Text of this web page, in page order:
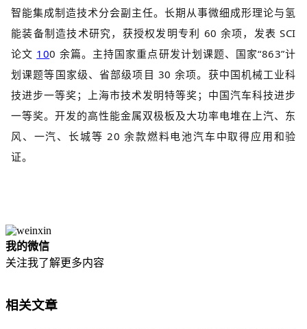
智能集成制造技术分会副主任。长期从事微细成形理论与氢
能装备制造技术研究，获授权发明专利 60 余项，发表 SCI
论文 100 余篇。主持国家重点研发计划课题、国家“863”计
划课题等国家级、省部级项目 30 余项。获中国机械工业科
技进步一等奖；上海市技术发明特等奖；中国汽车科技进步
一等奖。开发的高性能金属双极板及大功率电堆在上汽、东
风、一汽、长城等 20 余款燃料电池汽车中取得应用和验
证。
我的微信
关注我了解更多内容
相关文章